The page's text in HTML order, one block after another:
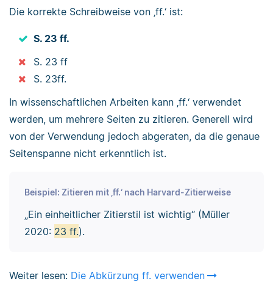
Die korrekte Schreibweise von ‚ff.‘ ist:
S. 23 ff.
S. 23 ff
S. 23ff.
In wissenschaftlichen Arbeiten kann ‚ff.‘ verwendet
werden, um mehrere Seiten zu zitieren. Generell wird
von der Verwendung jedoch abgeraten, da die genaue
Seitenspanne nicht erkenntlich ist.
Beispiel: Zitieren mit ‚ff.‘ nach Harvard-Zitierweise
„Ein einheitlicher Zitierstil ist wichtig“ (Müller
2020: 23 ff.).
Weiter lesen: Die Abkürzung ff. verwenden